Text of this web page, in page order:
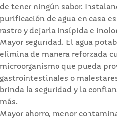
de tener ningún sabor.
purificación de agua en casa
rastro y dejarla insípida e
Mayor seguridad. El agua
elimina de manera reforzada
microorganismo que pueda
gastrointestinales o
brinda la seguridad y la
más.
Mayor ahorro, menor